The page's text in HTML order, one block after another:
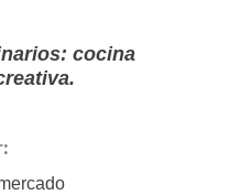
cocina